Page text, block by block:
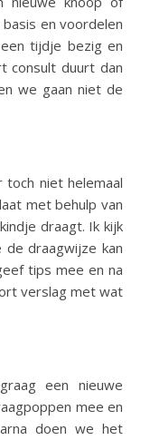
en voordelen
tijdje bezig en
consult duurt dan
we gaan niet de
niet helemaal
met behulp van
draagt. Ik kijk
draagwijze kan
tips mee en na
verslag met wat
een nieuwe
mee en
doen we het